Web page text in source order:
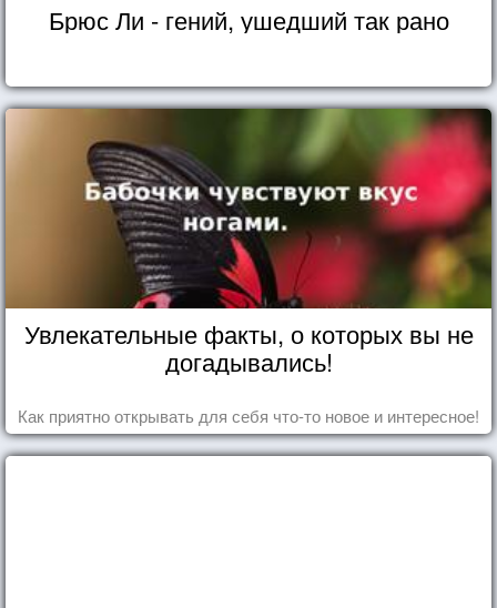
Брюс Ли - гений, ушедший так рано
Увлекательные факты, о которых вы не
догадывались!
Как приятно открывать для себя что-то новое и интересное!